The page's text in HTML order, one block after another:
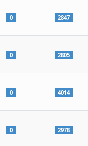
0 2847
0 2805
0 4014
0 2978